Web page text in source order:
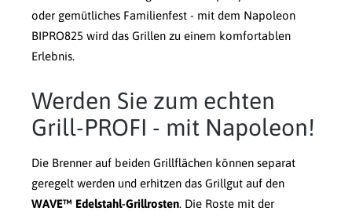
oder gemütliches Familienfest - mit dem Napoleon
BIPRO825 wird das Grillen zu einem komfortablen
Erlebnis.
Werden Sie zum echten
Grill-PROFI - mit Napoleon!
Die Brenner auf beiden Grillflächen können separat
geregelt werden und erhitzen das Grillgut auf den
WAVE™ Edelstahl-Grillrosten. Die Roste mit der